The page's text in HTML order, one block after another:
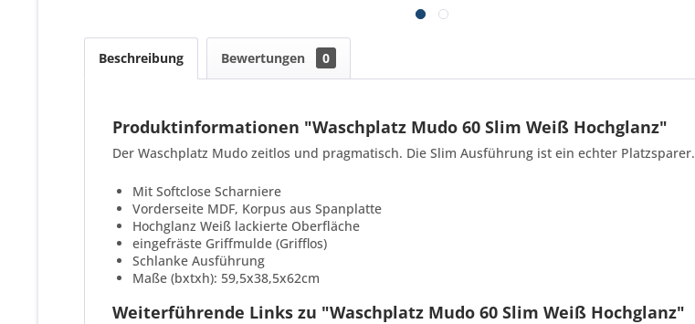
Beschreibung Bewertungen 0
Produktinformationen "Waschplatz Mudo 60 Slim Weiß Hochglanz"
Der Waschplatz Mudo zeitlos und pragmatisch. Die Slim Ausführung ist ein echter Platzsparer.
Mit Softclose Scharniere
Vorderseite MDF, Korpus aus Spanplatte
Hochglanz Weiß lackierte Oberfläche
eingefräste Griffmulde (Grifflos)
Schlanke Ausführung
Maße (bxtxh): 59,5x38,5x62cm
Weiterführende Links zu "Waschplatz Mudo 60 Slim Weiß Hochglanz"